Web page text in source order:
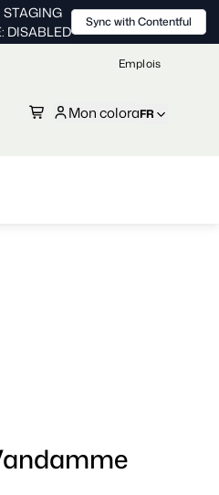
Emplois
Mon coloraFR
DISABLED
Sync with Contentful